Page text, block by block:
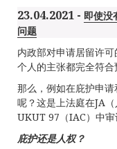
23.04.2021 - 即使没
问题
内政部对申请居留许
个人的主张都完全符合
那么，例如在庇护申
呢？这是上法庭在JA
UKUT 97（IAC）中审
庇护还是人权？